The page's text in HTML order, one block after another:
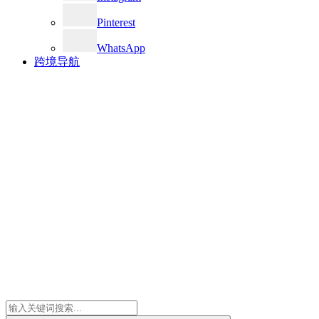
Pinterest
WhatsApp
跨境导航